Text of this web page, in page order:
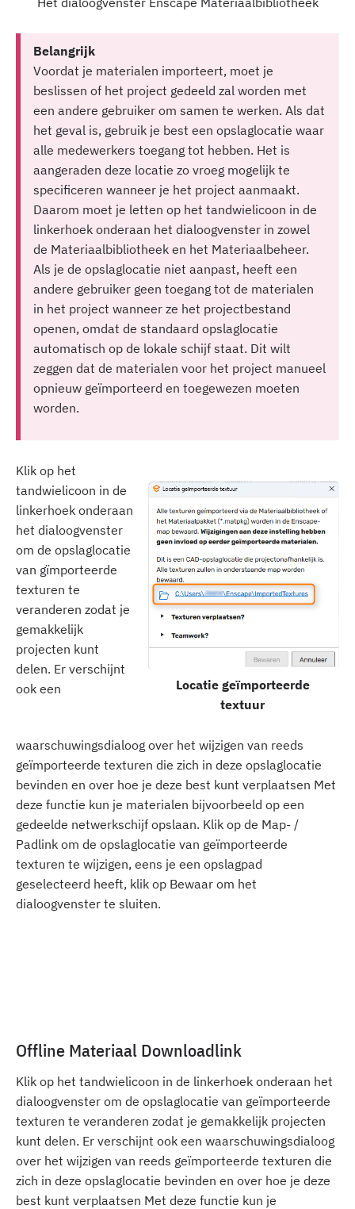
Belangrijk
Voordat je materialen importeert, moet je
beslissen of het project gedeeld zal worden met
een andere gebruiker om samen te werken. Als dat
het geval is, gebruik je best een opslaglocatie waar
alle medewerkers toegang tot hebben. Het is
aangeraden deze locatie zo vroeg mogelijk te
specificeren wanneer je het project aanmaakt.
Daarom moet je letten op het tandwielicoon in de
linkerhoek onderaan het dialoogvenster in zowel
de Materiaalbibliotheek en het Materiaalbeheer.
Als je de opslaglocatie niet aanpast, heeft een
andere gebruiker geen toegang tot de materialen
in het project wanneer ze het projectbestand
openen, omdat de standaard opslaglocatie
automatisch op de lokale schijf staat. Dit wilt
zeggen dat de materialen voor het project manueel
opnieuw geïmporteerd en toegewezen moeten
worden.
Locatie geïmporteerde
textuur
Klik op het
tandwielicoon in de
linkerhoek onderaan
het dialoogvenster
om de opslaglocatie
van gïmporteerde
texturen te
veranderen zodat je
gemakkelijk
projecten kunt
delen. Er verschijnt
ook een
waarschuwingsdialoog over het wijzigen van reeds
geïmporteerde texturen die zich in deze opslaglocatie
bevinden en over hoe je deze best kunt verplaatsen Met
deze functie kun je materialen bijvoorbeeld op een
gedeelde netwerkschijf opslaan. Klik op de Map- /
Padlink om de opslaglocatie van geïmporteerde
texturen te wijzigen, eens je een opslagpad
geselecteerd heeft, klik op Bewaar om het
dialoogvenster te sluiten.
Offline Materiaal Downloadlink
Klik op het tandwielicoon in de linkerhoek onderaan het
dialoogvenster om de opslaglocatie van geïmporteerde
texturen te veranderen zodat je gemakkelijk projecten
kunt delen. Er verschijnt ook een waarschuwingsdialoog
over het wijzigen van reeds geïmporteerde texturen die
zich in deze opslaglocatie bevinden en over hoe je deze
best kunt verplaatsen Met deze functie kun je